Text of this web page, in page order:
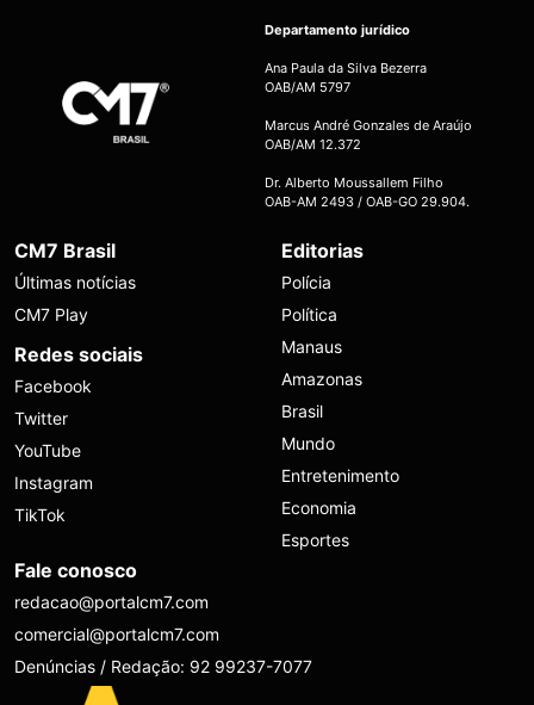
Departamento jurídico
Ana Paula da Silva Bezerra
OAB/AM 5797
Marcus André Gonzales de Araújo
OAB/AM 12.372
Dr. Alberto Moussallem Filho
OAB-AM 2493 / OAB-GO 29.904.
CM7 Brasil
Últimas notícias
CM7 Play
Redes sociais
Facebook
Twitter
YouTube
Instagram
TikTok
Editorias
Polícia
Política
Manaus
Amazonas
Brasil
Mundo
Entretenimento
Economia
Esportes
Fale conosco
redacao@portalcm7.com
comercial@portalcm7.com
Denúncias / Redação: 92 99237-7077